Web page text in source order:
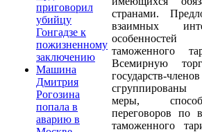
приговорил
убийцу
Гонгадзе к
пожизненному
заключению
Машина
Дмитрия
Рогозина
попала в
аварию в
странами.
взаимных
таможенного
Всемирную
государств-
сгруппированы
меры,
переговоров по
таможенного